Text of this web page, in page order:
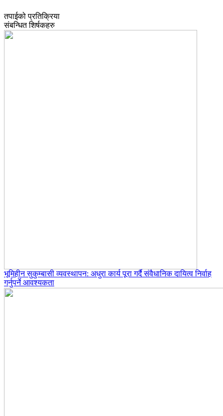
तपाईको प्रतिक्रिया
संबन्धित शिर्षकहरु
भूमिहीन सुकुम्बासी व्यवस्थापन: अधुरा कार्य पूरा गर्दै संवैधानिक दायित्व निर्वाह
गर्नुपर्ने आवश्यकता